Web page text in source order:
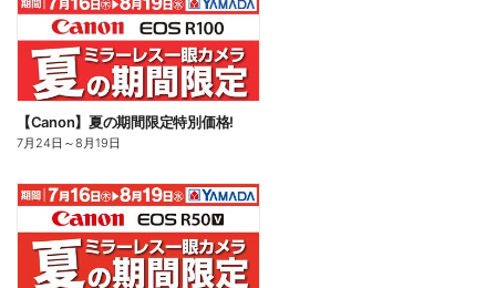
【Canon】夏の期間限定特別価格!
7月24日 ～8月19日